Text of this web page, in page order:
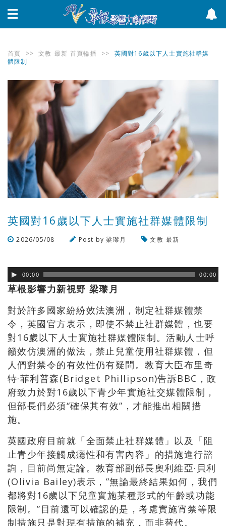
首頁 >> 文教 最新 首頁輪播 >>
英國對16歲以下人士實施社群媒
體限制
英國對16歲以下人士實施社群媒體限制
2026/05/08 Post by梁瓈月 文教 最新
00:00 00:00
草根影響力新視野 梁瓈月
對於許多國家紛紛效法澳洲，制定社群媒體禁
令，英國官方表示，即使不禁止社群媒體，也要
對16歲以下人士實施社群媒體限制。活動人士呼
籲效仿澳洲的做法，禁止兒童使用社群媒體，但
人們對禁令的有效性仍有疑問。教育大臣布里奇
特·菲利普森(Bridget Phillipson)告訴BBC，政
府致力於對16歲以下青少年實施社交媒體限制，
但部長們必須“確保其有效”，才能推出相關措
施。
英國政府目前就「全面禁止社群媒體」以及「阻
止青少年接觸成癮性和有害內容」的措施進行諮
詢，目前尚無定論。教育部副部長奧利維亞·貝利
(Olivia Bailey)表示，”無論最終結果如何，我們
都將對16歲以下兒童實施某種形式的年齡或功能
限制。”目前還可以確認的是，考慮實施宵禁等限
制措施只是對現有措施的補充，而非替代。